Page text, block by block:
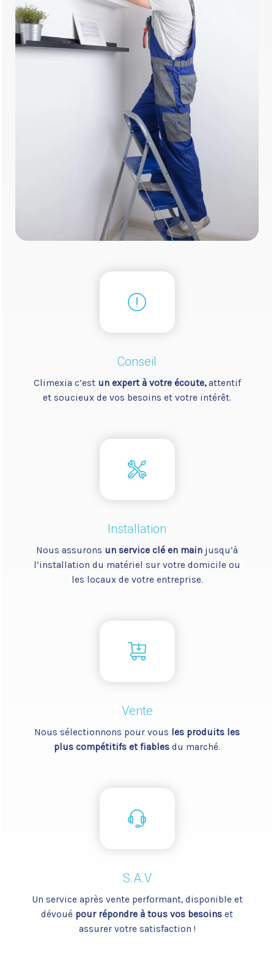
Conseil
Climexia c’est un expert à votre écoute,attentif
et soucieux de vos besoins et votre intérêt.
Installation
Nous assurons un service clé en main jusqu’à
l’installation du matériel sur votre domicile ou
les locaux de votre entreprise.
Vente
Nous sélectionnons pour vous les produits les
plus compétitifs et fiables du marché.
S.A.V
Un service après vente performant, disponible et
dévoué pour répondre à tous vos besoins et
assurer votre satisfaction !